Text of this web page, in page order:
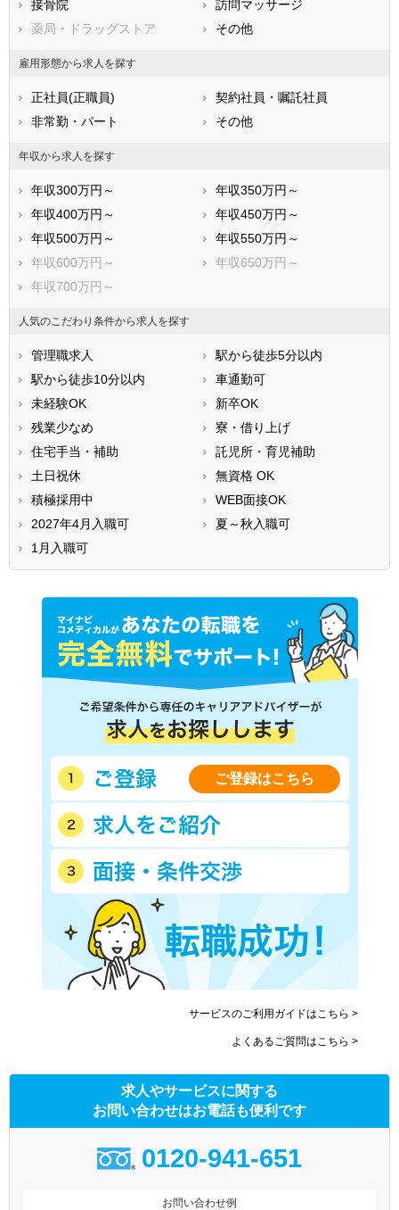
広島県
徳島県
香川県
愛媛県
鹿児島県
接骨院
訪問マッサージ
薬局・ドラッグストア
その他
雇用形態から求人を探す
正社員(正職員)
契約社員・嘱託社員
非常勤・パート
その他
年収から求人を探す
年収300万円～
年収350万円～
年収400万円～
年収450万円～
年収500万円～
年収550万円～
年収600万円～
年収650万円～
年収700万円～
人気のこだわり条件から求人を探す
管理職求人
駅から徒歩5分以内
駅から徒歩10分以内
車通勤可
未経験OK
新卒OK
残業少なめ
寮・借り上げ
住宅手当・補助
託児所・育児補助
土日祝休
無資格 OK
積極採用中
WEB面接OK
2027年4月入職可
夏～秋入職可
1月入職可
ご登録はこちら
サービスのご利用ガイドはこちら >
よくあるご質問はこちら >
求人やサービスに関する
お問い合わせはお電話も便利です
0120-941-651
お問い合わせ例